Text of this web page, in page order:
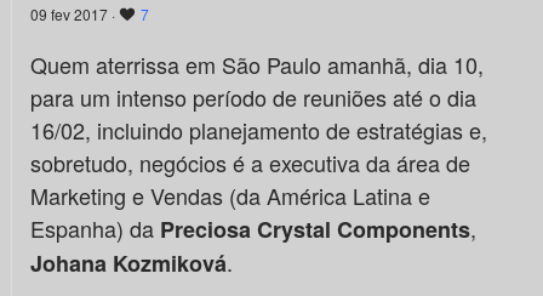
09 fev 2017 · 7
Quem aterrissa em São Paulo amanhã, dia 10,
para um intenso período de reuniões até o dia
16/02, incluindo planejamento de estratégias e,
sobretudo, negócios é a executiva da área de
Marketing e Vendas (da América Latina e
Espanha) da Preciosa Crystal Components,
Johana Kozmiková.